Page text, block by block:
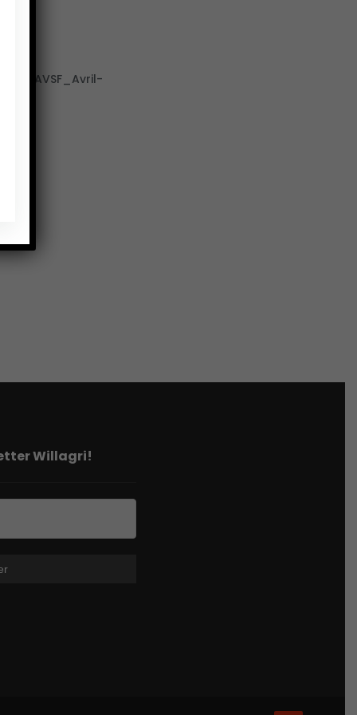
Willagri!